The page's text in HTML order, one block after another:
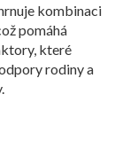
kombinaci
pomáhá
které
rodiny a